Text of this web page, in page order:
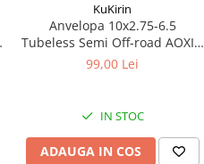
KuKirin
Anvelopa 10x2.75-6.5
Tubeless Semi Off-road AOXIN
- KUKIRIN G2, G2 Master, A1,
99,00 Lei
IN STOC
ADAUGA IN COS